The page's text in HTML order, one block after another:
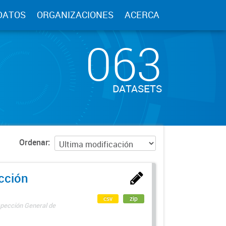
ORGANIZACIONES ACERCA
063
DATASETS
Ordenar
General de
csv zip